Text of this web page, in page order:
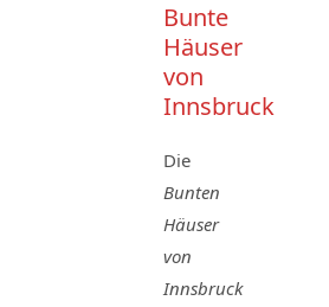
Bunte
Häuser
von
Innsbruck
Die
Bunten
Häuser
von
Innsbruck